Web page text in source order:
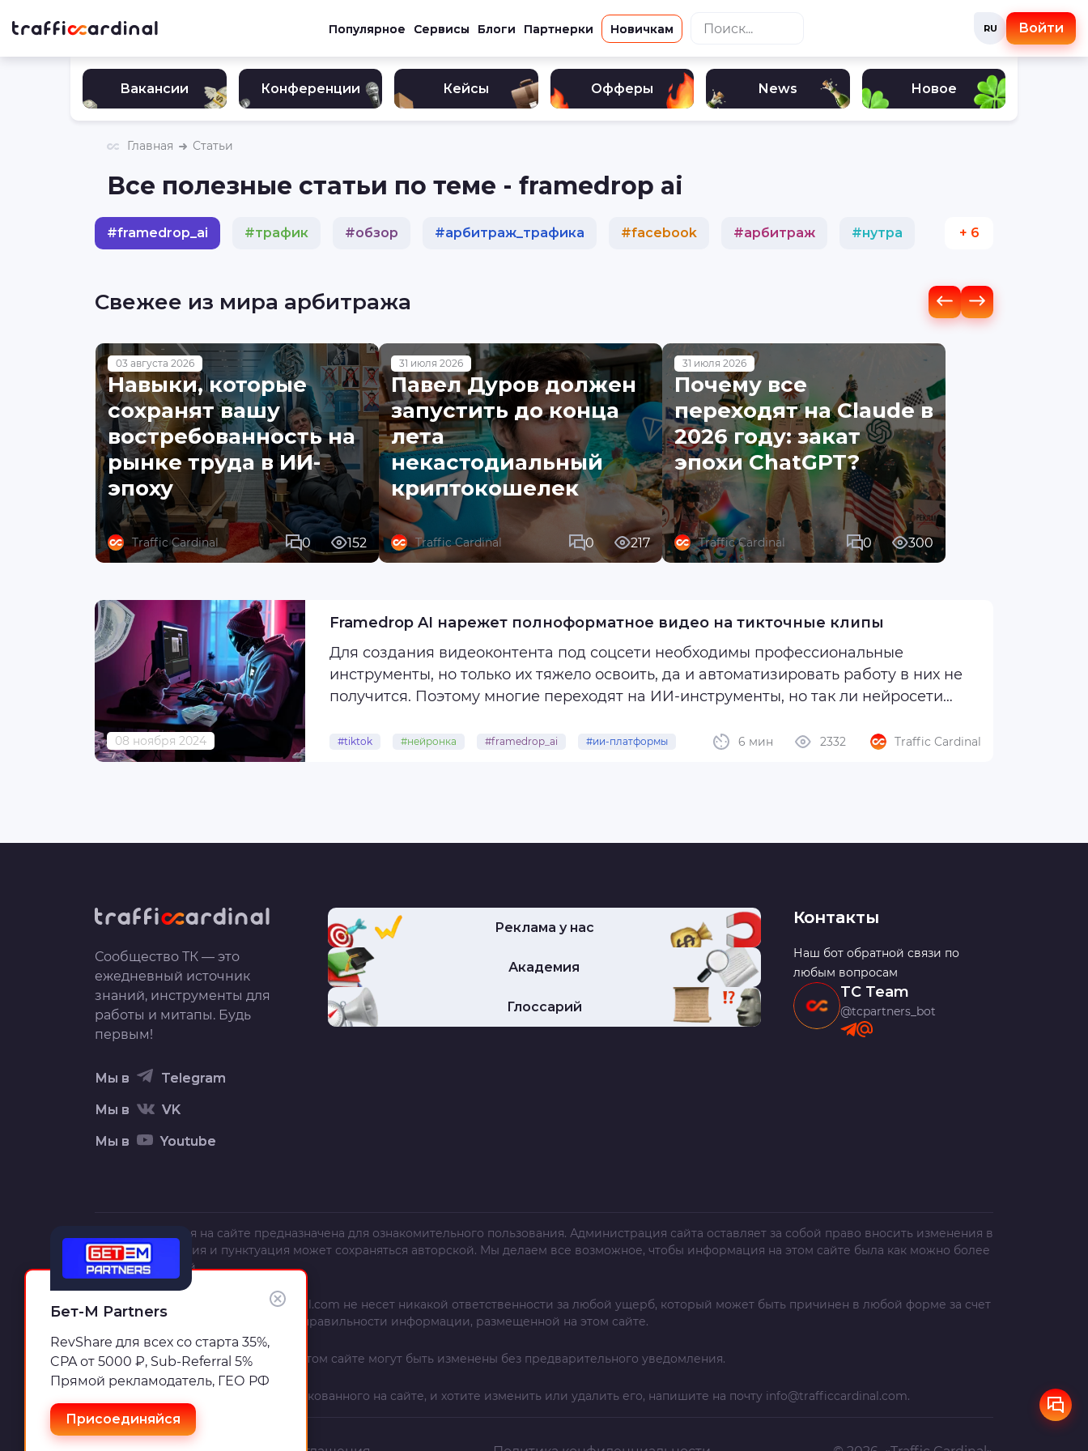
Популярное Сервисы Блоги Партнерки Новичкам RU Войти
Вакансии Конференции Кейсы Офферы News Новое
Главная Статьи
Все полезные статьи по теме - framedrop ai
#framedrop_ai #трафик #обзор #арбитраж_трафика #facebook #арбитраж #нутра + 6
Свежее из мира арбитража
03 августа 2026
Навыки, которые
сохранят вашу
востребованность на
рынке труда в ИИ-
эпоху
Traffic Cardinal 0 152
31 июля 2026
Павел Дуров должен
запустить до конца
лета
некастодиальный
криптокошелек
Traffic Cardinal 0 217
31 июля 2026
Почему все
переходят на Claude в
2026 году: закат
эпохи ChatGPT?
Traffic Cardinal 0 300
08 ноября 2024
Framedrop AI нарежет полноформатное видео на тикточные клипы
Для создания видеоконтента под соцсети необходимы профессиональные
инструменты, но только их тяжело освоить, да и автоматизировать работу в них не
получится. Поэтому многие переходят на ИИ-инструменты, но так ли нейросети
#tiktok #нейронка #framedrop_ai #ии-платформы 6 мин 2332 Traffic Cardinal
Сообщество ТК — это
ежедневный источник
знаний, инструменты для
работы и митапы. Будь
первым!
Мы в Telegram
Мы в VK
Мы в Youtube
Реклама у нас
Академия
Глоссарий
Контакты
Наш бот обратной связи по
любым вопросам
TC Team
@tcpartners_bot
Вся информация на сайте предназначена для ознакомительного пользования. Администрация сайта оставляет за собой право вносить изменения в
текст, орфография и пунктуация может сохраняться авторской. Мы делаем все возможное, чтобы информация на этом сайте была как можно более
полной и точной.
Администрация сайта trafficcardinal.com не несет никакой ответственности за любой ущерб, который может быть причинен в любой форме за счет
использования, неполноты или неправильности информации, размещенной на этом сайте.
Информация и рекомендации на этом сайте могут быть изменены без предварительного уведомления.
Если вы – автор материала, опубликованного на сайте, и хотите изменить или удалить его, напишите на почту info@trafficcardinal.com.
Бет-М Partners
RevShare для всех со старта 35%,
CPA от 5000 ₽, Sub-Referral 5%
Прямой рекламодатель, ГЕО РФ
Присоединяйся